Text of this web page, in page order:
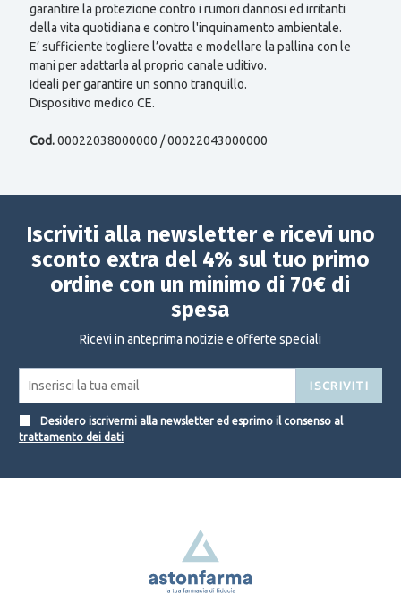
garantire la protezione contro i rumori dannosi ed irritanti
della vita quotidiana e contro l'inquinamento ambientale.
E’ sufficiente togliere l’ovatta e modellare la pallina con le
mani per adattarla al proprio canale uditivo.
Ideali per garantire un sonno tranquillo.
Dispositivo medico CE.
Cod.00022038000000 / 00022043000000
Iscriviti alla newsletter e ricevi uno
sconto extra del 4% sul tuo primo
ordine con un minimo di 70€ di
spesa
Ricevi in anteprima notizie e offerte speciali
ISCRIVITI
Desidero iscrivermi alla newsletter ed esprimo il consenso al
trattamento dei dati